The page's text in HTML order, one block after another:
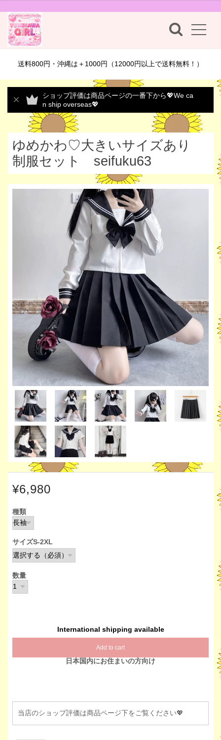
送料800円・沖縄は＋1000円（12000円以上で送料無料！）
ショップ評価は商品ページの一番下から💖We ca
n ship overseas💖
ゆめかわ♡大きいサイズあり
制服セット seifuku63
¥6,980
種類
サイズS-2XL
数量
International shipping available
Add to cart
日本国内にお住まいの方向け
当店のショップ評価は商品ページ下をご覧ください💖